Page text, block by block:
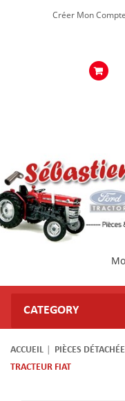
Créer Mon Compte
CATEGORY
ACCUEIL PIÈCES
TRACTEUR FIAT